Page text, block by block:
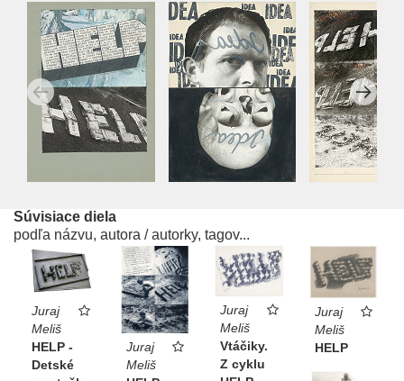
Súvisiace diela
podľa názvu, autora / autorky, tagov...
Juraj
Meliš
HELP -
Detské
Juraj
Meliš
Juraj
Meliš
Vtáčiky.
Z cyklu
Juraj
Meliš
HELP